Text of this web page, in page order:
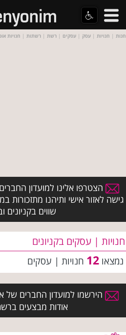
חנות | חנויות | עסק | עסקים | רשת | רשתות | חנויות
הצטרפו אלינו למועדון
גישה לאזור אישי ותיהנו מתזכורות
שווים בקניונים
חנויות | עסקים בקניונים
נמצאו 12 חנויות | עסקים
הירשמו למועדון החברים של
אודות מבצעים